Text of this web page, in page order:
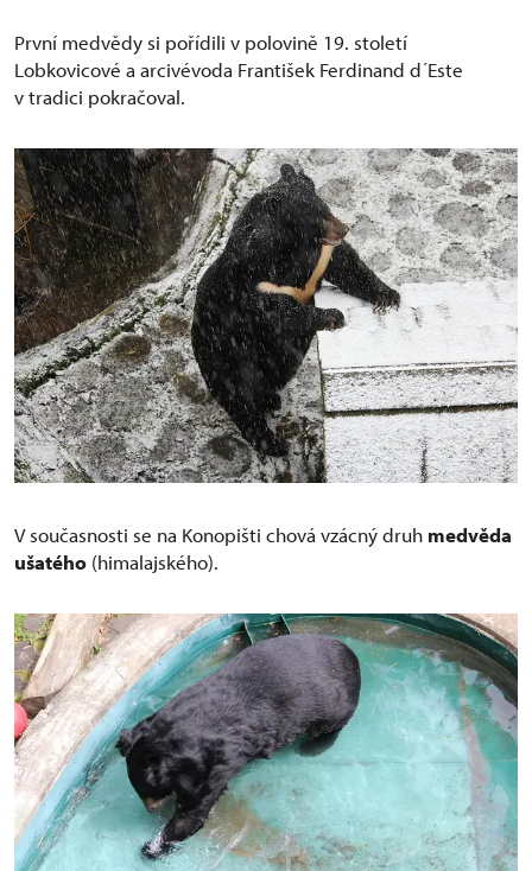
První medvědy si pořídili v polovině 19. století
Lobkovicové a arcivévoda František Ferdinand d´Este
v tradici pokračoval.
V současnosti se na Konopišti chová vzácný druh medvěda
ušatého (himalajského).